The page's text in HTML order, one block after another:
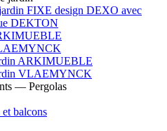
FIXE design DEXO avec
DEKTON
ARKIMUEBLE
VLAEMYNCK
— Pergolas
et balcons